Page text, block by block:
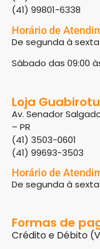
(41) 99801-6338
Horário de
De segunda à sexta
Sábado das 09:00
Loja
Av. Senador
– PR
(41) 3503-0601
(41) 99693-3503
Horário de
De segunda à sexta
Formas de
Crédito e Débito